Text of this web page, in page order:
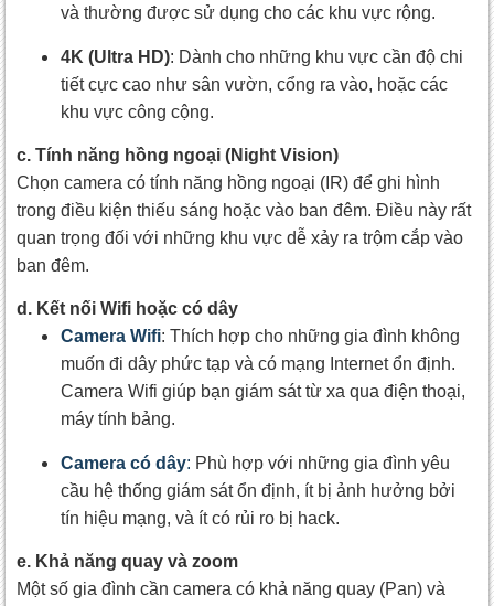
và thường được sử dụng cho các khu vực rộng.
4K (Ultra HD): Dành cho những khu vực cần độ chi
tiết cực cao như sân vườn, cổng ra vào, hoặc các
khu vực công cộng.
c. Tính năng hồng ngoại (Night Vision)
Chọn camera có tính năng hồng ngoại (IR) để ghi hình
trong điều kiện thiếu sáng hoặc vào ban đêm. Điều này rất
quan trọng đối với những khu vực dễ xảy ra trộm cắp vào
ban đêm.
d. Kết nối Wifi hoặc có dây
Camera Wifi: Thích hợp cho những gia đình không
muốn đi dây phức tạp và có mạng Internet ổn định.
Camera Wifi giúp bạn giám sát từ xa qua điện thoại,
máy tính bảng.
Camera có dây: Phù hợp với những gia đình yêu
cầu hệ thống giám sát ổn định, ít bị ảnh hưởng bởi
tín hiệu mạng, và ít có rủi ro bị hack.
e. Khả năng quay và zoom
Một số gia đình cần camera có khả năng quay (Pan) và